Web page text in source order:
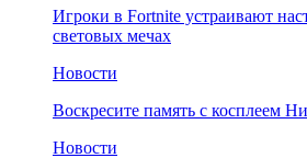
Игроки в Fortnite устраивают
световых мечах
Новости
Воскресите память с косплеем
Новости